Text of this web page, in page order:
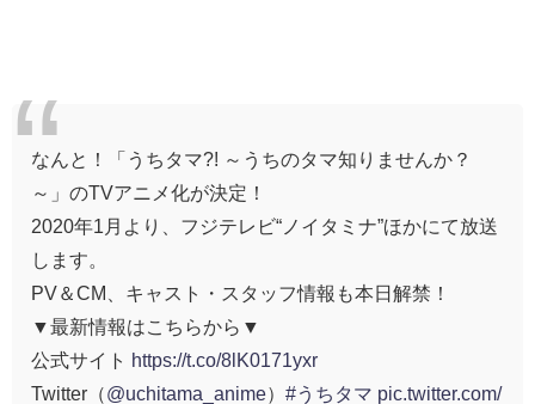
なんと！「うちタマ?! ～うちのタマ知りませんか？
～」のTVアニメ化が決定！
2020年1月より、フジテレビ“ノイタミナ”ほかにて放送
します。
PV＆CM、キャスト・スタッフ情報も本日解禁！
▼最新情報はこちらから▼
公式サイト
https://t.co/8lK0171yxr
Twitter（@uchitama_anime） #うちタマ pic.twitter.com/